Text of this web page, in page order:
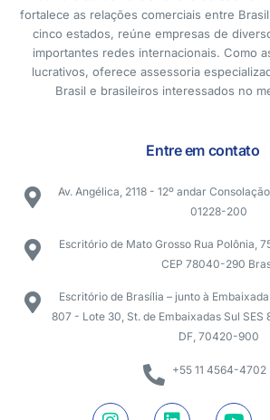
fortalece as relações comerciais entre
cinco estados, reúne empresas de
importantes redes internacionais. Como
lucrativos, oferece assessoria
Brasil e brasileiros interessados no
Entre em contato
Av. Angélica, 2118 - 12º andar
01228-200
Escritório de Mato Grosso Rua Polônia,
CEP 78040-290
Escritório de Brasília – junto à
807 - Lote 30, St. de Embaixadas Sul SES
DF, 70420-900
+55 11 4564-4702